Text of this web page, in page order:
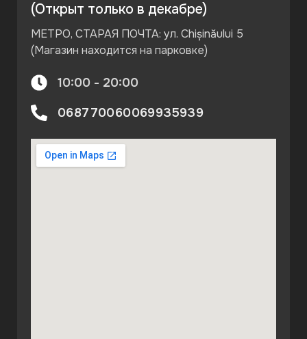
(Открыт только в декабре)
МЕТРО, СТАРАЯ ПОЧТА: ул. Chișinăului 5
(Магазин находится на парковке)
10:00 - 20:00
068770060069935939